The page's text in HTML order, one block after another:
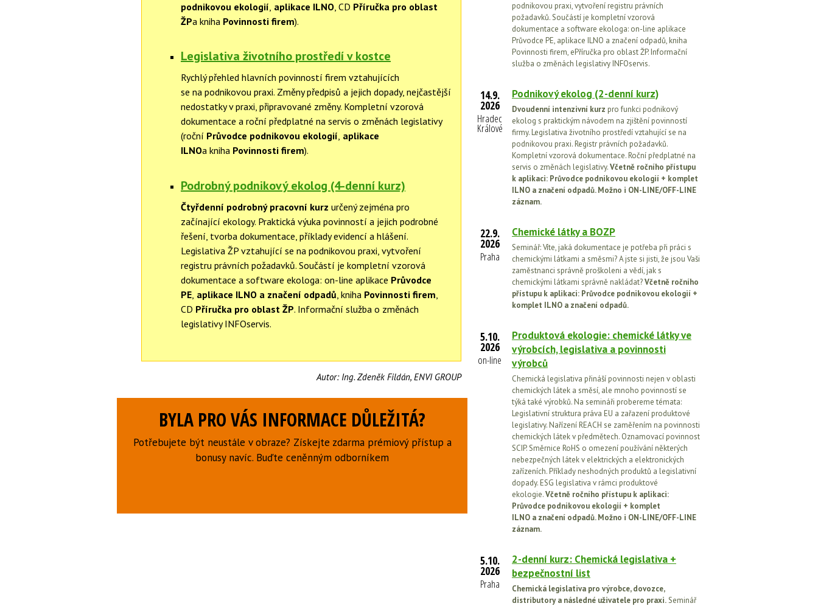
podnikovou ekologií, aplikace ILNO, CD Příručka pro oblast
ŽPa kniha Povinnosti firem).
Legislativa životního prostředí v kostce
Rychlý přehled hlavních povinností firem vztahujících
se na podnikovou praxi. Změny předpisů a jejich dopady, nejčastější
nedostatky v praxi, připravované změny. Kompletní vzorová
dokumentace a roční předplatné na servis o změnách legislativy
(roční Průvodce podnikovou ekologií, aplikace
ILNOa kniha Povinnosti firem).
Podrobný podnikový ekolog (4-denní kurz)
Čtyřdenní podrobný pracovní kurz určený zejména pro
začínající ekology. Praktická výuka povinností a jejich podrobné
řešení, tvorba dokumentace, příklady evidencí a hlášení.
Legislativa ŽP vztahující se na podnikovou praxi, vytvoření
registru právních požadavků. Součástí je kompletní vzorová
dokumentace a software ekologa: on-line aplikace Průvodce
PE aplikace ILNO a značení odpadů , kniha Povinnosti firem
CD Příručka pro oblast ŽP. Informační služba o změnách
legislativy INFOservis.
Autor: Ing. Zdeněk Fildán, ENVI GROUP
BYLA PRO VÁS INFORMACE DŮLEŽITÁ?
Potřebujete být neustále v obraze? Získejte zdarma prémiový přístup a
bonusy navíc. Buďte ceněnným odborníkem
podnikovou praxi, vytvoření registru právních
požadavků. Součástí je kompletní vzorová
dokumentace a software ekologa: on-line aplikace
Průvodce PE, aplikace ILNO a značení odpadů, kniha
Povinnosti firem, ePříručka pro oblast ŽP. Informační
služba o změnách legislativy INFOservis.
14.9.
2026
Hradec
Králové
Podnikový ekolog (2-denní kurz)
Dvoudenní intenzivní kurz pro funkci podnikový
ekolog s praktickým návodem na zjištění povinností
firmy. Legislativa životního prostředí vztahující se na
podnikovou praxi. Registr právních požadavků.
Kompletní vzorová dokumentace. Roční předplatné na
servis o změnách legislativy.Včetně ročního přístupu
k aplikaci: Průvodce podnikovou ekologií + komplet
ILNO a značení odpadů. Možno i ON-LINE/OFF-LINE
záznam.
22.9.
2026
Praha
Chemické látky a BOZP
Seminář: Víte, jaká dokumentace je potřeba při práci s
chemickými látkami a směsmi? A jste si jisti, že jsou Vaši
zaměstnanci správně proškoleni a vědí, jak s
chemickými látkami správně nakládat?Včetně ročního
přístupu k aplikaci: Průvodce podnikovou ekologií +
komplet ILNO a značení odpadů.
5.10.
2026
on-line
Produktová ekologie: chemické látky ve
výrobcích, legislativa a povinnosti
výrobců
Chemická legislativa přináší povinnosti nejen v oblasti
chemických látek a směsí, ale mnoho povinností se
týká také výrobků. Na semináři probereme témata:
Legislativní struktura práva EU a zařazení produktové
legislativy. Nařízení REACH se zaměřením na povinnosti
chemických látek v předmětech. Oznamovací povinnost
SCIP. Směrnice RoHS o omezení používání některých
nebezpečných látek v elektrických a elektronických
zařízeních. Příklady neshodných produktů a legislativní
dopady. ESG legislativa v rámci produktové
ekologie.Včetně ročního přístupu k aplikaci:
Průvodce podnikovou ekologií + komplet
ILNO a značení odpadů. Možno i ON-LINE/OFF-LINE
záznam.
5.10.
2026
Praha
2-denní kurz: Chemická legislativa +
bezpečnostní list
Chemická legislativa pro výrobce, dovozce,
distributory a následné uživatele pro praxi.Seminář